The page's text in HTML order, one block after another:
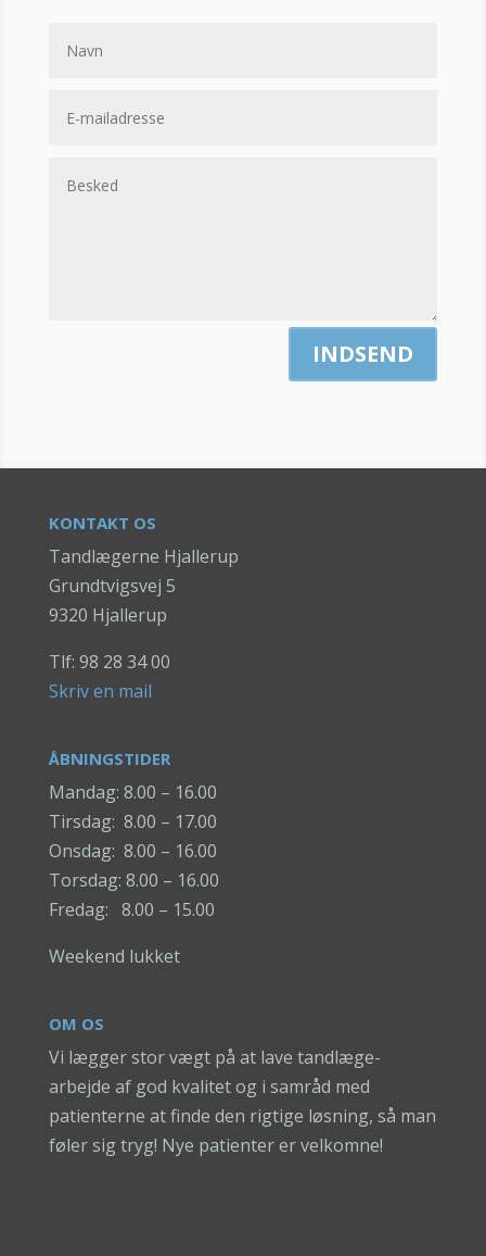
INDSEND
KONTAKT OS
Tandlægerne Hjallerup
Grundtvigsvej 5
9320 Hjallerup
Tlf: 98 28 34 00
Skriv en mail
ÅBNINGSTIDER
Mandag: 8.00 – 16.00
Tirsdag: 8.00 – 17.00
Onsdag: 8.00 – 16.00
Torsdag: 8.00 – 16.00
Fredag: 8.00 – 15.00
Weekend lukket
OM OS
Vi lægger stor vægt på at lave tandlæge-
arbejde af god kvalitet og i samråd med
patienterne at finde den rigtige løsning, så man
føler sig tryg! Nye patienter er velkomne!